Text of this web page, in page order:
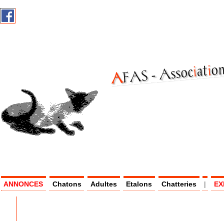
AF
AS -Associati
ANNONCES Chatons Adultes Etalons Chatteries |